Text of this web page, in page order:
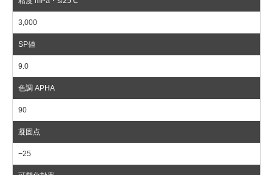
3,000
9.0
90
−25